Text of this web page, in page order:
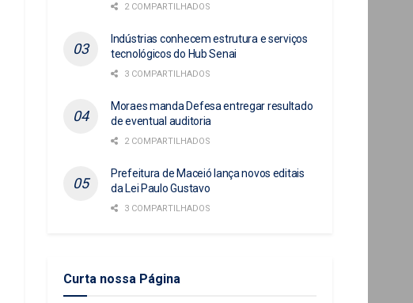
2 COMPARTILHADOS
Indústrias conhecem estrutura e serviços
tecnológicos do Hub Senai
3 COMPARTILHADOS
Moraes manda Defesa entregar resultado
de eventual auditoria
2 COMPARTILHADOS
Prefeitura de Maceió lança novos editais
da Lei Paulo Gustavo
3 COMPARTILHADOS
Curta nossa Página